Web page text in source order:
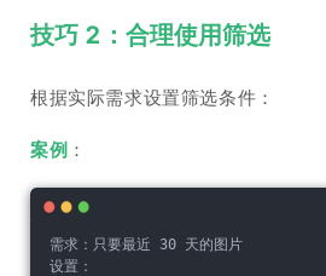
技巧 2：合理使用筛选
根据实际需求设置筛选条件：
案例 ：
需求：只要最近 30 天的图片
设置：